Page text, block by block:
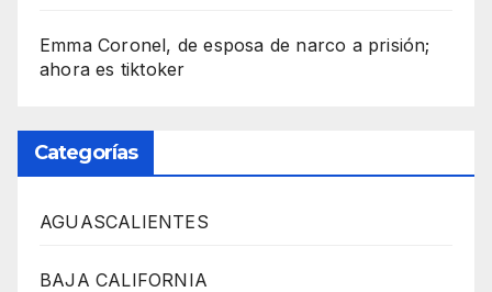
Emma Coronel, de esposa de narco a prisión;
ahora es tiktoker
Categorías
AGUASCALIENTES
BAJA CALIFORNIA